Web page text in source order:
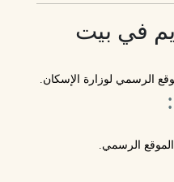
في بيت
الرسمي لوزارة الإسكان.
الرسمي.